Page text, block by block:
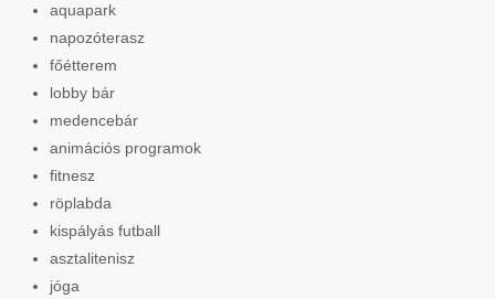
aquapark
napozóterasz
főétterem
lobby bár
medencebár
animációs programok
fitnesz
röplabda
kispályás futball
asztalitenisz
jóga